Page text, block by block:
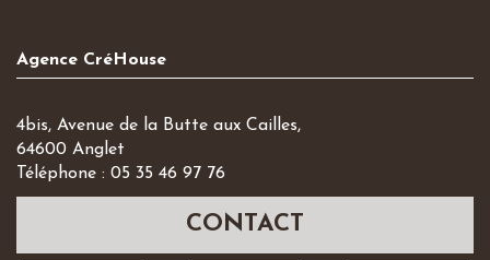
Agence CréHouse
4bis, Avenue de la Butte aux Cailles,
64600 Anglet
Téléphone : 05 35 46 97 76
CONTACT